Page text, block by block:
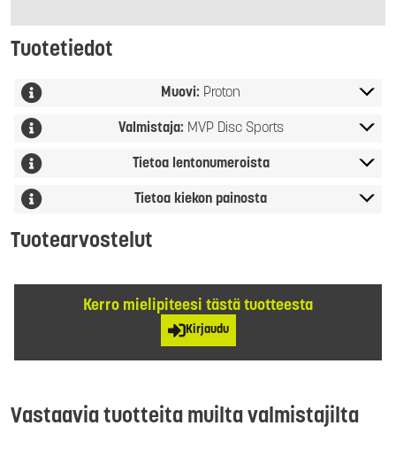
Tuotetiedot
Muovi: Proton
Valmistaja: MVP Disc Sports
Tietoa lentonumeroista
Tietoa kiekon painosta
Tuotearvostelut
Kerro mielipiteesi tästä tuotteesta
Kirjaudu
Vastaavia tuotteita muilta valmistajilta